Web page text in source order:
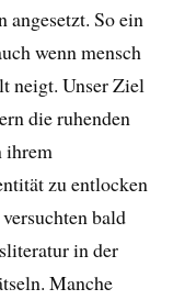
angesetzt. So ein
wenn mensch
neigt. Unser Ziel
die ruhenden
ihrem
zu entlocken
bald
in der
Manche